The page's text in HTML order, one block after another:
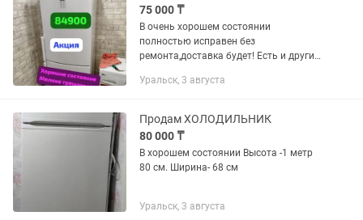
75 000 ₸
В очень хорошем состоянии
полностью исправен без
ремонта,доставка будет! Есть и другие
любой бюджет доставка по городу.
Уральск, 3 августа
Продам ХОЛОДИЛЬНИК
80 000 ₸
В хорошем состоянии Высота -1 метр
80 см. Ширина- 68 см
Уральск, 3 августа